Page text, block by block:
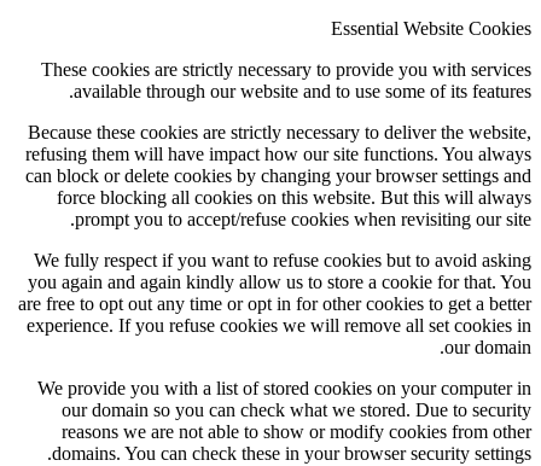
Essential Website Cookies
These cookies are strictly necessary to provide you with services
available through our website and to use some of its features.
Because these cookies are strictly necessary to deliver the website,
refusing them will have impact how our site functions. You always
can block or delete cookies by changing your browser settings and
force blocking all cookies on this website. But this will always
prompt you to accept/refuse cookies when revisiting our site.
We fully respect if you want to refuse cookies but to avoid asking
you again and again kindly allow us to store a cookie for that. You
are free to opt out any time or opt in for other cookies to get a better
experience. If you refuse cookies we will remove all set cookies in
our domain.
We provide you with a list of stored cookies on your computer in
our domain so you can check what we stored. Due to security
reasons we are not able to show or modify cookies from other
domains. You can check these in your browser security settings.